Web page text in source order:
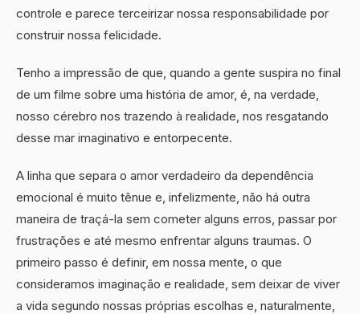
controle e parece terceirizar nossa responsabilidade por
construir nossa felicidade.
Tenho a impressão de que, quando a gente suspira no final
de um filme sobre uma história de amor, é, na verdade,
nosso cérebro nos trazendo à realidade, nos resgatando
desse mar imaginativo e entorpecente.
A linha que separa o amor verdadeiro da dependência
emocional é muito tênue e, infelizmente, não há outra
maneira de traçá-la sem cometer alguns erros, passar por
frustrações e até mesmo enfrentar alguns traumas. O
primeiro passo é definir, em nossa mente, o que
consideramos imaginação e realidade, sem deixar de viver
a vida segundo nossas próprias escolhas e, naturalmente,